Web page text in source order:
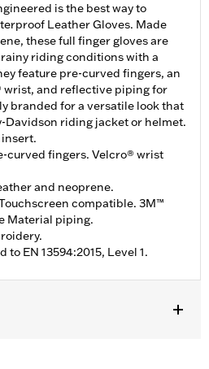
is the best way to
Leather Gloves. Made
these full finger gloves are
riding conditions with a
feature pre-curved fingers, an
wrist, and reflective piping for
branded for a versatile look that
Davidson riding jacket or helmet.
curved fingers. Velcro® wrist
and neoprene.
compatible. 3M™
Material piping.
to EN 13594:2015, Level 1.